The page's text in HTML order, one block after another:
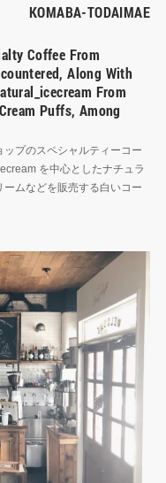
KOMABA-TODAIMAE
Coffee From
Along With
From
Puffs, Among
プのスペシャルティーコー
を中心としたナチュラ
ムなどを販売する白いコー